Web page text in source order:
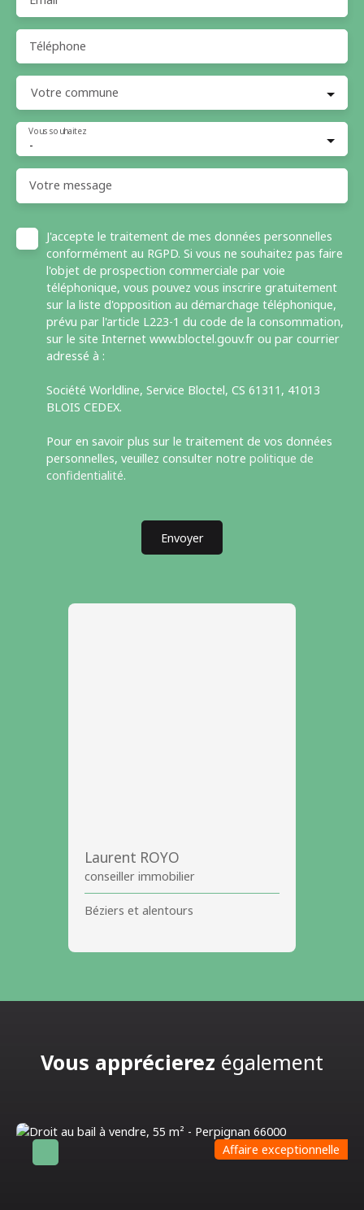
Téléphone
Votre commune
-
Vous souhaitez
Votre message
J'accepte le traitement de mes données personnelles
conformément au RGPD. Si vous ne souhaitez pas faire
l'objet de prospection commerciale par voie
téléphonique, vous pouvez vous inscrire gratuitement
sur la liste d'opposition au démarchage téléphonique,
prévu par l'article L223-1 du code de la consommation,
sur le site Internet www.bloctel.gouv.fr ou par courrier
adressé à :
Société Worldline, Service Bloctel, CS 61311, 41013
BLOIS CEDEX.
Pour en savoir plus sur le traitement de vos données
personnelles, veuillez consulter notre politique de
confidentialité.
Envoyer
Laurent ROYO
conseiller immobilier
Béziers et alentours
Vous apprécierez également
Affaire exceptionnelle